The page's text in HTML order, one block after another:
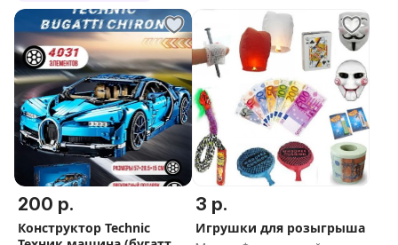
200 р.
Конструктор Technic
3 р.
Игрушки для розыгрыша